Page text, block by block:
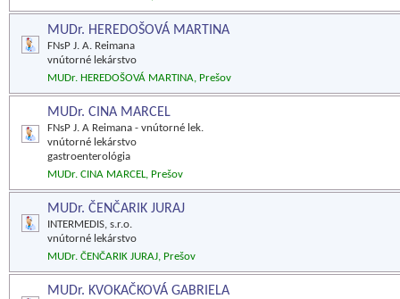
MUDr. HEREDOŠOVÁ MARTINA
FNsP J. A. Reimana
vnútorné lekárstvo
MUDr. HEREDOŠOVÁ MARTINA, Prešov
MUDr. CINA MARCEL
FNsP J. A Reimana - vnútorné lek.
vnútorné lekárstvo
gastroenterológia
MUDr. CINA MARCEL, Prešov
MUDr. ČENČARIK JURAJ
INTERMEDIS, s.r.o.
vnútorné lekárstvo
MUDr. ČENČARIK JURAJ, Prešov
MUDr. KVOKAČKOVÁ GABRIELA